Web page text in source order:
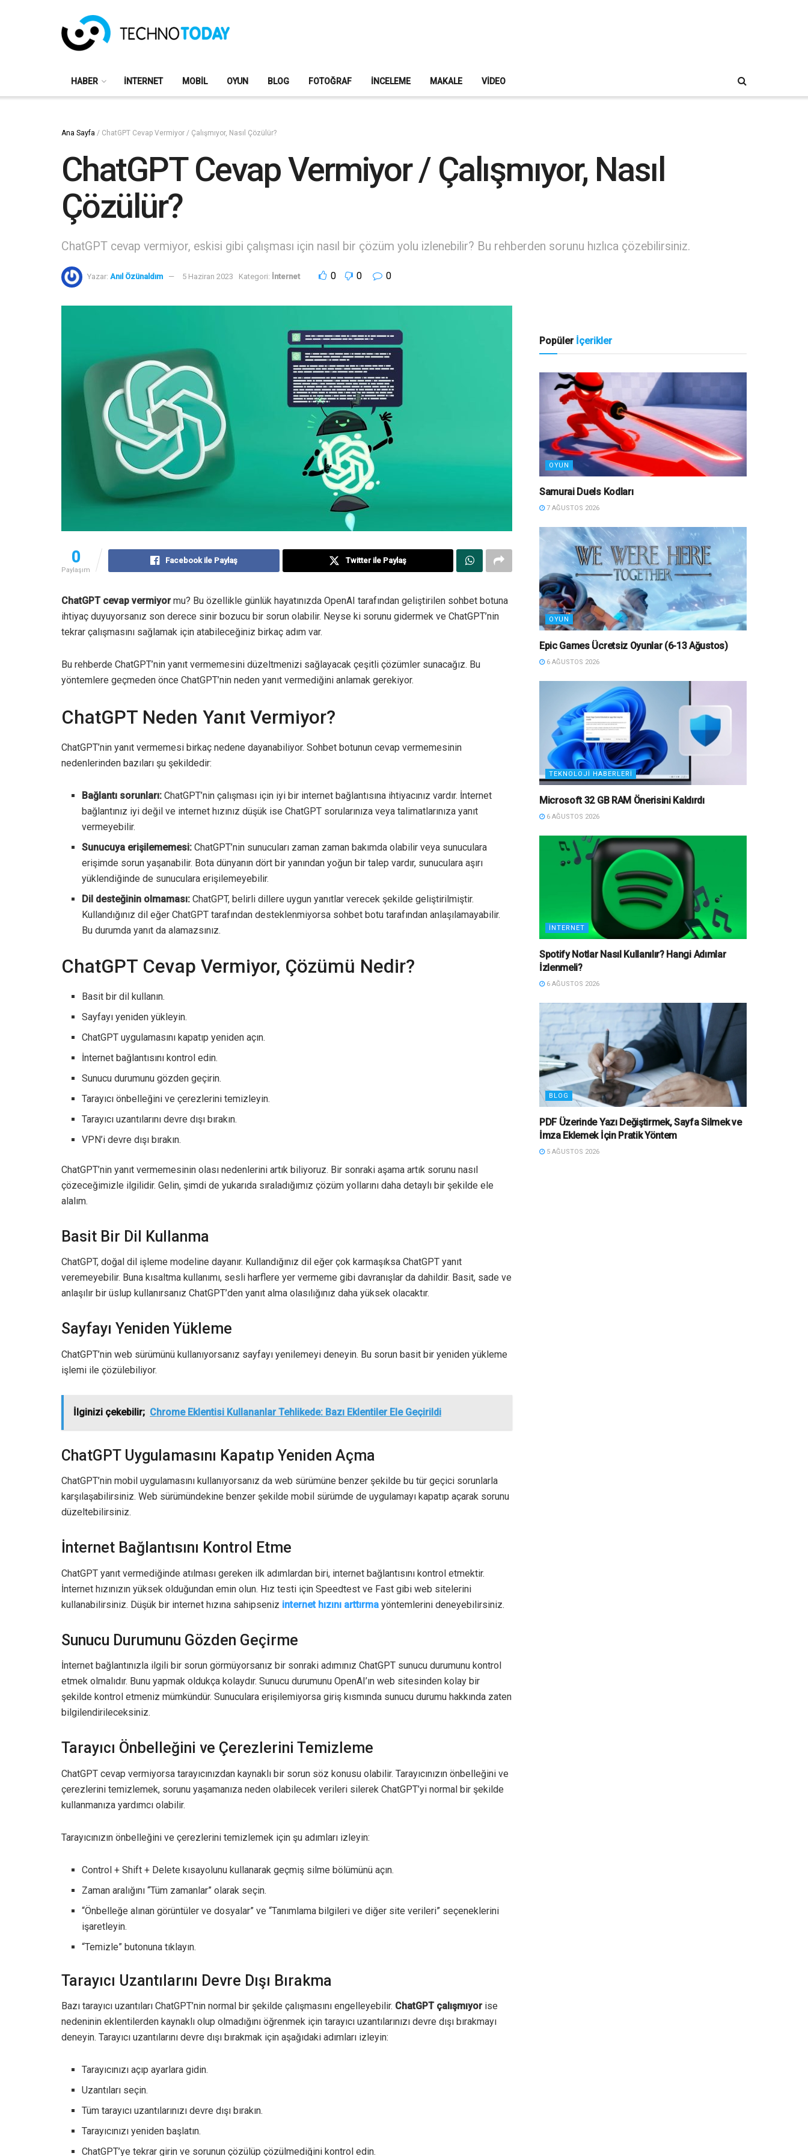
HABER İNTERNET MOBIL OYUN BLOG FOTOĞRAF İNCELEME MAKALE VIDEO
Ana Sayfa / ChatGPT Cevap Vermiyor / Çalışmıyor, Nasıl Çözülür?
ChatGPT Cevap Vermiyor / Çalışmıyor, Nasıl
Çözülür?
ChatGPT cevap vermiyor, eskisi gibi çalışması için nasıl bir çözüm yolu izlenebilir? Bu rehberden sorunu hızlıca çözebilirsiniz.
Yazar: Anıl Özünaldım 5 Haziran 2023 Kategori: İnternet 0 0 0
0
Paylaşım
Facebook ile Paylaş Twitter ile Paylaş
ChatGPT cevap vermiyormu? Bu özellikle günlük hayatınızda OpenAI tarafından geliştirilen sohbet botuna
ihtiyaç duyuyorsanız son derece sinir bozucu bir sorun olabilir. Neyse ki sorunu gidermek ve ChatGPT’nin
tekrar çalışmasını sağlamak için atabileceğiniz birkaç adım var.
Bu rehberde ChatGPT’nin yanıt vermemesini düzeltmenizi sağlayacak çeşitli çözümler sunacağız. Bu
yöntemlere geçmeden önce ChatGPT’nin neden yanıt vermediğini anlamak gerekiyor.
ChatGPT Neden Yanıt Vermiyor?
ChatGPT’nin yanıt vermemesi birkaç nedene dayanabiliyor. Sohbet botunun cevap vermemesinin
nedenlerinden bazıları şu şekildedir:
Bağlantı sorunları: ChatGPT’nin çalışması için iyi bir internet bağlantısına ihtiyacınız vardır. İnternet
bağlantınız iyi değil ve internet hızınız düşük ise ChatGPT sorularınıza veya talimatlarınıza yanıt
vermeyebilir.
Sunucuya erişilememesi: ChatGPT’nin sunucuları zaman zaman bakımda olabilir veya sunuculara
erişimde sorun yaşanabilir. Bota dünyanın dört bir yanından yoğun bir talep vardır, sunuculara aşırı
yüklendiğinde de sunuculara erişilemeyebilir.
Dil desteğinin olmaması: ChatGPT, belirli dillere uygun yanıtlar verecek şekilde geliştirilmiştir.
Kullandığınız dil eğer ChatGPT tarafından desteklenmiyorsa sohbet botu tarafından anlaşılamayabilir.
Bu durumda yanıt da alamazsınız.
ChatGPT Cevap Vermiyor, Çözümü Nedir?
Basit bir dil kullanın.
Sayfayı yeniden yükleyin.
ChatGPT uygulamasını kapatıp yeniden açın.
İnternet bağlantısını kontrol edin.
Sunucu durumunu gözden geçirin.
Tarayıcı önbelleğini ve çerezlerini temizleyin.
Tarayıcı uzantılarını devre dışı bırakın.
VPN’i devre dışı bırakın.
ChatGPT’nin yanıt vermemesinin olası nedenlerini artık biliyoruz. Bir sonraki aşama artık sorunu nasıl
çözeceğimizle ilgilidir. Gelin, şimdi de yukarıda sıraladığımız çözüm yollarını daha detaylı bir şekilde ele
alalım.
Basit Bir Dil Kullanma
ChatGPT, doğal dil işleme modeline dayanır. Kullandığınız dil eğer çok karmaşıksa ChatGPT yanıt
veremeyebilir. Buna kısaltma kullanımı, sesli harflere yer vermeme gibi davranışlar da dahildir. Basit, sade ve
anlaşılır bir üslup kullanırsanız ChatGPT’den yanıt alma olasılığınız daha yüksek olacaktır.
Sayfayı Yeniden Yükleme
ChatGPT’nin web sürümünü kullanıyorsanız sayfayı yenilemeyi deneyin. Bu sorun basit bir yeniden yükleme
işlemi ile çözülebiliyor.
İlginizi çekebilir; Chrome Eklentisi Kullananlar Tehlikede: Bazı Eklentiler Ele Geçirildi
ChatGPT Uygulamasını Kapatıp Yeniden Açma
ChatGPT’nin mobil uygulamasını kullanıyorsanız da web sürümüne benzer şekilde bu tür geçici sorunlarla
karşılaşabilirsiniz. Web sürümündekine benzer şekilde mobil sürümde de uygulamayı kapatıp açarak sorunu
düzeltebilirsiniz.
İnternet Bağlantısını Kontrol Etme
ChatGPT yanıt vermediğinde atılması gereken ilk adımlardan biri, internet bağlantısını kontrol etmektir.
İnternet hızınızın yüksek olduğundan emin olun. Hız testi için Speedtest ve Fast gibi web sitelerini
kullanabilirsiniz. Düşük bir internet hızına sahipseniz internet hızını arttırma yöntemlerini deneyebilirsiniz.
Sunucu Durumunu Gözden Geçirme
İnternet bağlantınızla ilgili bir sorun görmüyorsanız bir sonraki adımınız ChatGPT sunucu durumunu kontrol
etmek olmalıdır. Bunu yapmak oldukça kolaydır. Sunucu durumunu OpenAI’ın web sitesinden kolay bir
şekilde kontrol etmeniz mümkündür. Sunuculara erişilemiyorsa giriş kısmında sunucu durumu hakkında zaten
bilgilendirileceksiniz.
Tarayıcı Önbelleğini ve Çerezlerini Temizleme
ChatGPT cevap vermiyorsa tarayıcınızdan kaynaklı bir sorun söz konusu olabilir. Tarayıcınızın önbelleğini ve
çerezlerini temizlemek, sorunu yaşamanıza neden olabilecek verileri silerek ChatGPT’yi normal bir şekilde
kullanmanıza yardımcı olabilir.
Tarayıcınızın önbelleğini ve çerezlerini temizlemek için şu adımları izleyin:
Control + Shift + Delete kısayolunu kullanarak geçmiş silme bölümünü açın.
Zaman aralığını “Tüm zamanlar” olarak seçin.
“Önbelleğe alınan görüntüler ve dosyalar” ve “Tanımlama bilgileri ve diğer site verileri” seçeneklerini
işaretleyin.
“Temizle” butonuna tıklayın.
Tarayıcı Uzantılarını Devre Dışı Bırakma
Bazı tarayıcı uzantıları ChatGPT’nin normal bir şekilde çalışmasını engelleyebilir. ChatGPT çalışmıyorise
nedeninin eklentilerden kaynaklı olup olmadığını öğrenmek için tarayıcı uzantılarınızı devre dışı bırakmayı
deneyin. Tarayıcı uzantılarını devre dışı bırakmak için aşağıdaki adımları izleyin:
Tarayıcınızı açıp ayarlara gidin.
Uzantıları seçin.
Tüm tarayıcı uzantılarınızı devre dışı bırakın.
Tarayıcınızı yeniden başlatın.
ChatGPT’ye tekrar girin ve sorunun çözülüp çözülmediğini kontrol edin.
Popüler İçerikler
OYUN
Samurai Duels Kodları
7 AĞUSTOS 2026
OYUN
Epic Games Ücretsiz Oyunlar (6-13 Ağustos)
6 AĞUSTOS 2026
TEKNOLOJI HABERLERI
Microsoft 32 GB RAM Önerisini Kaldırdı
6 AĞUSTOS 2026
İNTERNET
Spotify Notlar Nasıl Kullanılır? Hangi Adımlar
İzlenmeli?
6 AĞUSTOS 2026
BLOG
PDF Üzerinde Yazı Değiştirmek, Sayfa Silmek ve
İmza Eklemek İçin Pratik Yöntem
5 AĞUSTOS 2026